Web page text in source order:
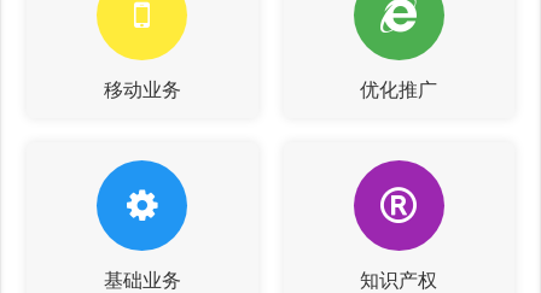
移动业务 优化推广
基础业务 知识产权